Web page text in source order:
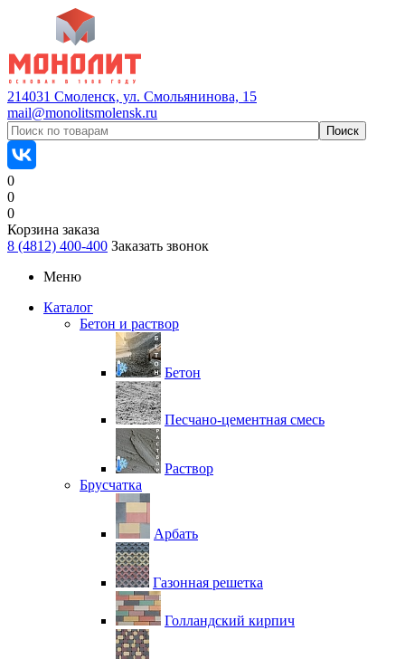
214031 Смоленск, ул. Смольянинова, 15
mail@monolitsmolensk.ru
0
0
0
Корзина заказа
8 (4812) 400-400 Заказать звонок
Меню
Каталог
Бетон и раствор
Бетон
Песчано-цементная смесь
Раствор
Брусчатка
Арбать
Газонная решетка
Голландский кирпич